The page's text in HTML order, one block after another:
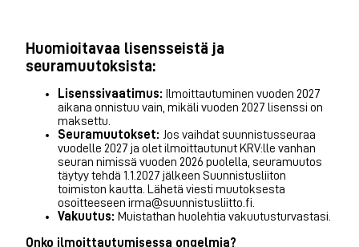
Huomioitavaa lisensseistä ja
seuramuutoksista:
Lisenssivaatimus: Ilmoittautuminen vuoden 2027
aikana onnistuu vain, mikäli vuoden 2027 lisenssi on
maksettu.
Seuramuutokset: Jos vaihdat suunnistusseuraa
vuodelle 2027 ja olet ilmoittautunut KRV:lle vanhan
seuran nimissä vuoden 2026 puolella, seuramuutos
täytyy tehdä 1.1.2027 jälkeen Suunnistusliiton
toimiston kautta. Lähetä viesti muutoksesta
osoitteeseen irma@suunnistusliitto.fi.
Vakuutus: Muistathan huolehtia vakuutusturvastasi.
Onko ilmoittautumisessa ongelmia?